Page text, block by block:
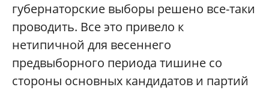
губернаторские выборы решено все-таки
проводить. Все это привело к
нетипичной для весеннего
предвыборного периода тишине со
стороны основных кандидатов и партий